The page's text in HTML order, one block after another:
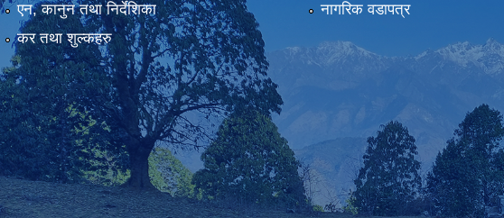
एन, कानुन तथा निर्देशिका
कर तथा शुल्कहरु
नागरिक वडापत्र